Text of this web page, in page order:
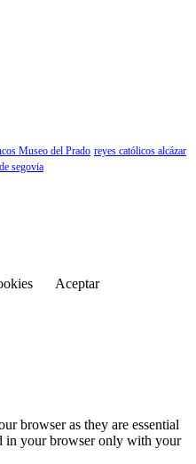
Museo del Prado reyes católicos alcázar
segovia
Aceptar
browser as they are essential
in your browser only with your